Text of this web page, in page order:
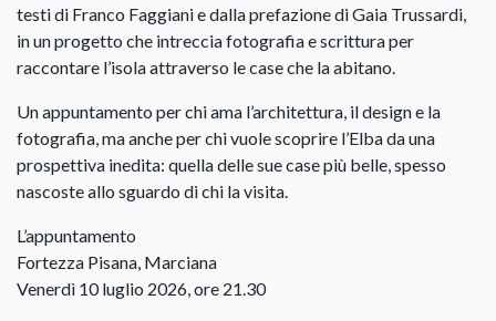
testi di Franco Faggiani e dalla prefazione di Gaia Trussardi,
in un progetto che intreccia fotografia e scrittura per
raccontare l’isola attraverso le case che la abitano.
Un appuntamento per chi ama l’architettura, il design e la
fotografia, ma anche per chi vuole scoprire l’Elba da una
prospettiva inedita: quella delle sue case più belle, spesso
nascoste allo sguardo di chi la visita.
L’appuntamento
Fortezza Pisana, Marciana
Venerdì 10 luglio 2026, ore 21.30